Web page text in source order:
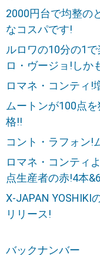
2000円台で均整の
なコスパです!
ルロワの10分の1
ロ・ヴージョ!しか
ロマネ・コンティ!
ムートンが100点
格!!
コント・ラフォン!
ロマネ・コンティ
点生産者の赤!4本
X-JAPAN YOSHIKI
リリース!
バックナンバー